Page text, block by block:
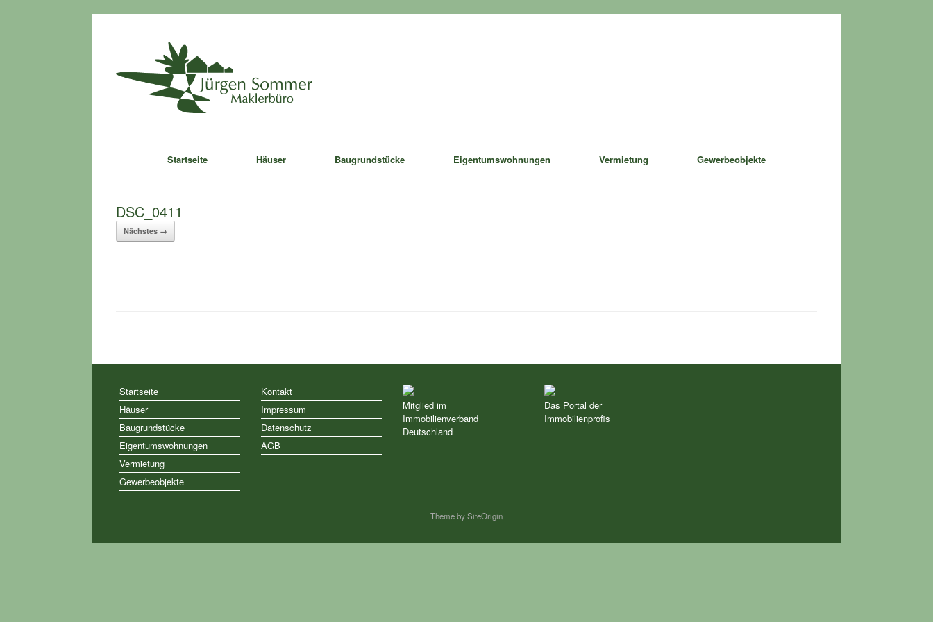
Startseite Häuser Baugrundstücke Eigentumswohnungen Vermietung Gewerbeobjekte
DSC_0411
Nächstes →
Startseite
Häuser
Baugrundstücke
Eigentumswohnungen
Vermietung
Gewerbeobjekte
Kontakt
Impressum
Datenschutz
AGB
Mitglied im
Immobilienverband
Deutschland
Das Portal der
Immobilienprofis
Theme bySiteOrigin